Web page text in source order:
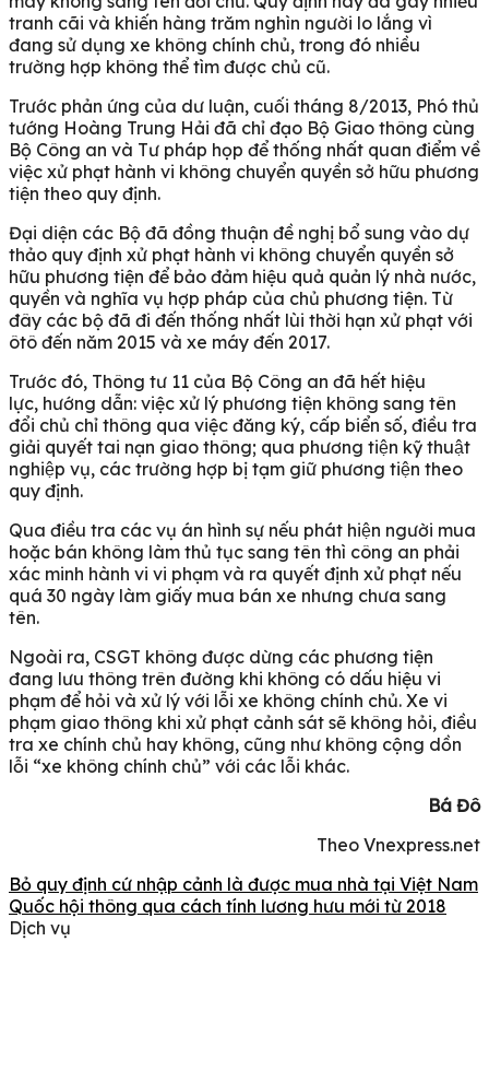
tranh cãi và khiến hàng trăm nghìn người lo lắng vì
đang sử dụng xe không chính chủ, trong đó nhiều
trường hợp không thể tìm được chủ cũ.
Trước phản ứng của dư luận, cuối tháng 8/2013, Phó thủ
tướng Hoàng Trung Hải đã chỉ đạo Bộ Giao thông cùng
Bộ Công an và Tư pháp họp để thống nhất quan điểm về
việc xử phạt hành vi không chuyển quyền sở hữu phương
tiện theo quy định.
Đại diện các Bộ đã đồng thuận đề nghị bổ sung vào dự
thảo quy định xử phạt hành vi không chuyển quyền sở
hữu phương tiện để bảo đảm hiệu quả quản lý nhà nước,
quyền và nghĩa vụ hợp pháp của chủ phương tiện. Từ
đây các bộ đã đi đến thống nhất lùi thời hạn xử phạt với
ôtô đến năm 2015 và xe máy đến 2017.
Trước đó, Thông tư 11 của Bộ Công an đã hết hiệu
lực, hướng dẫn: việc xử lý phương tiện không sang tên
đổi chủ chỉ thông qua việc đăng ký, cấp biển số, điều tra
giải quyết tai nạn giao thông; qua phương tiện kỹ thuật
nghiệp vụ, các trường hợp bị tạm giữ phương tiện theo
quy định.
Qua điều tra các vụ án hình sự nếu phát hiện người mua
hoặc bán không làm thủ tục sang tên thì công an phải
xác minh hành vi vi phạm và ra quyết định xử phạt nếu
quá 30 ngày làm giấy mua bán xe nhưng chưa sang
tên.
Ngoài ra, CSGT không được dừng các phương tiện
đang lưu thông trên đường khi không có dấu hiệu vi
phạm để hỏi và xử lý với lỗi xe không chính chủ. Xe vi
phạm giao thông khi xử phạt cảnh sát sẽ không hỏi, điều
tra xe chính chủ hay không, cũng như không cộng dồn
lỗi “xe không chính chủ” với các lỗi khác.
Bá Đô
Theo Vnexpress.net
Bỏ quy định cứ nhập cảnh là được mua nhà tại Việt Nam
Quốc hội thông qua cách tính lương hưu mới từ 2018
Dịch vụ